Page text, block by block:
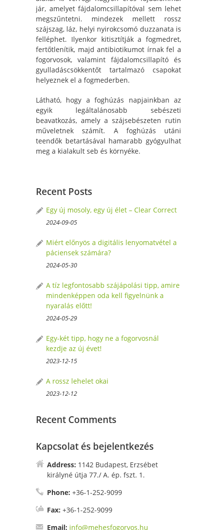
jár, amelyet fájdalomcsillapítóval sem lehet
megszűntetni. mindezek mellett rossz
szájszag, láz, helyi nyirokcsomó duzzanata is
felléphet. Ilyenkor kitisztítják a fogmedret,
fertőtlenítik, majd antibiotikumot írnak fel a
fogorvosok, valamint fájdalomcsillapító és
gyulladáscsökkentőt tartalmazó csapokat
helyeznek el a fogmederben.
Látható, hogy a foghúzás napjainkban az
egyik legáltalánosabb sebészeti
beavatkozás, amely a szájsebészeten rutin
műveletnek számít. A foghúzás utáni
teendők betartásával hamarabb gyógyulhat
meg a kialakult seb és környéke.
Recent Posts
Egy új mosoly, egy új élet – Clear Correct
2024-09-05
Miért előnyös a digitális lenyomatvétel a
páciensek számára?
2024-05-30
A tíz legfontosabb szájápolási tipp, amire
mindenképpen oda kell figyelnünk a
nyaralás előtt!
2024-05-29
Egy-két tipp, hogy ne a fogorvosnál
kezdje az új évet!
2023-12-15
A rossz lehelet okai
2023-12-12
Recent Comments
Kapcsolat és bejelentkezés
Address: 1142 Budapest, Erzsébet
királyné útja 77./ A. ép. fszt. 1.
Phone: +36-1-252-9099
Fax: +36-1-252-9099
Email: info@mehesfogorvos.hu